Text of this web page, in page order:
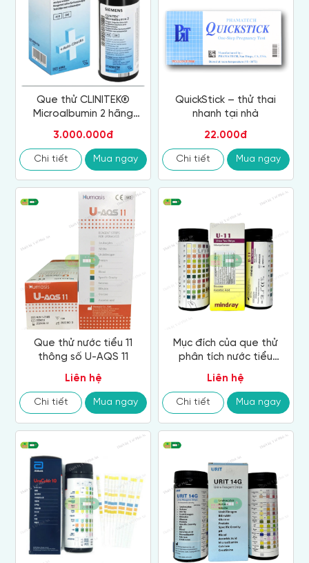
Que thử CLINITEK®
Microalbumin 2 hãng
Microalbumin 2 Reagent
Strips)
3.000.000đ
Chi tiết Mua ngay
QuickStick – thử thai
nhanh tại nhà
22.000đ
Chi tiết Mua ngay
Que thử nước tiểu 11
thông số U-AQS 11
Liên hệ
Chi tiết Mua ngay
Mục đích của que thử
phân tích nước tiểu
Liên hệ
Chi tiết Mua ngay